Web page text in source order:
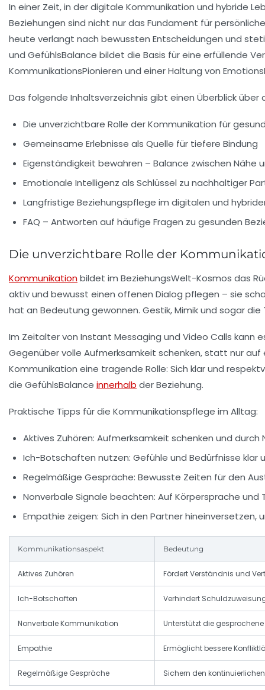
In einer Zeit, in der digitale Kommunikation und hybride
Beziehungen sind nicht nur das Fundament für
heute verlangt nach bewussten Entscheidungen und
und GefühlsBalance bildet die Basis für eine erfüllende
KommunikationsPionieren und einer Haltung von
Das folgende Inhaltsverzeichnis gibt einen Überblick
Die unverzichtbare Rolle der Kommunikation für
Gemeinsame Erlebnisse als Quelle für tiefere Bindung
Eigenständigkeit bewahren – Balance zwischen Nähe
Emotionale Intelligenz als Schlüssel zu nachhaltiger
Langfristige Beziehungspflege im digitalen und
FAQ – Antworten auf häufige Fragen zu gesunden
Die unverzichtbare Rolle der
Kommunikationbildet im BeziehungsWelt-Kosmos das
aktiv und bewusst einen offenen Dialog pflegen – sie
hat an Bedeutung gewonnen. Gestik, Mimik und sogar
Im Zeitalter von Instant Messaging und Video Calls kann
Gegenüber volle Aufmerksamkeit schenken, statt nur
Kommunikation eine tragende Rolle: Sich klar und
die GefühlsBalance innerhalb der Beziehung.
Praktische Tipps für die Kommunikationspflege im Alltag:
Aktives Zuhören: Aufmerksamkeit schenken und
Ich-Botschaften nutzen: Gefühle und Bedürfnisse
Regelmäßige Gespräche: Bewusste Zeiten für den
Nonverbale Signale beachten: Auf Körpersprache und
Empathie zeigen: Sich in den Partner hineinversetzen,
Kommunikationsaspekt Bedeutung
Aktives Zuhören Fördert Verständnis und
Ich-Botschaften Verhindert
Nonverbale Kommunikation Unterstützt die
Empathie Ermöglicht bessere
Regelmäßige Gespräche Sichern den